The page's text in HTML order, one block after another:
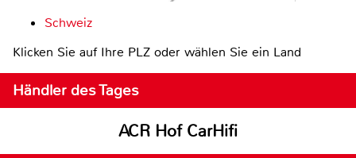
Schweiz
Klicken Sie auf Ihre PLZ oder wählen Sie ein Land
Händler des Tages
ACR Hof CarHifi